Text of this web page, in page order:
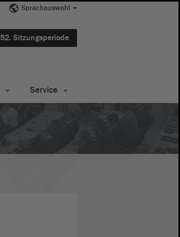
Sprachauswahl
52. Sitzungsperiode
Service